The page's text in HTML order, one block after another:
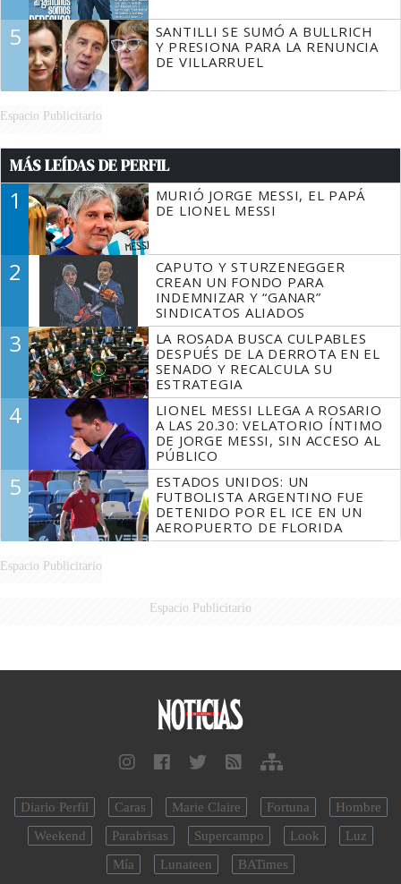
5
SANTILLI SE SUMÓ A BULLRICH
Y PRESIONA PARA LA RENUNCIA
DE VILLARRUEL
Espacio Publicitario
MÁS LEÍDAS DE PERFIL
1
MURIÓ JORGE MESSI, EL PAPÁ
DE LIONEL MESSI
2
CAPUTO Y STURZENEGGER
CREAN UN FONDO PARA
INDEMNIZAR Y “GANAR”
SINDICATOS ALIADOS
3
LA ROSADA BUSCA CULPABLES
DESPUÉS DE LA DERROTA EN EL
SENADO Y RECALCULA SU
ESTRATEGIA
4
LIONEL MESSI LLEGA A ROSARIO
A LAS 20.30: VELATORIO ÍNTIMO
DE JORGE MESSI, SIN ACCESO AL
PÚBLICO
5
ESTADOS UNIDOS: UN
FUTBOLISTA ARGENTINO FUE
DETENIDO POR EL ICE EN UN
AEROPUERTO DE FLORIDA
Espacio Publicitario
Espacio Publicitario
Diario Perfil Caras Marie Claire Fortuna
Hombre
Weekend
Parabrisas Supercampo Look
Luz
Mía
Lunateen BATimes